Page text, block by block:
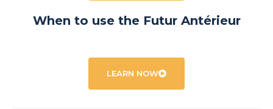
When to use the Futur Antérieur
LEARN NOW